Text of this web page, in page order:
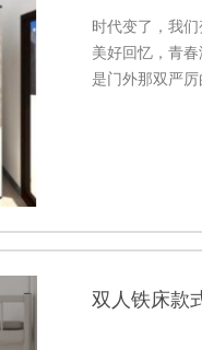
时代变了，我
美好回忆，青
是门外那双严
双人铁床款